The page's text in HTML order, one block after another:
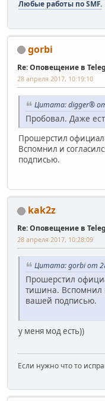
Любые работы по SMF.
gorbi
Re: Оповещение в
28 апреля 2017, 10:19:10
Цитата: digger® от
Пробовал. Даже
Прошерстил
Вспомнил и
подписью.
kak2z
Re: Оповещение в
28 апреля 2017, 10:28:09
Цитата: gorbi от
Прошерстил
тишина. Вспомнил
вашей подписью.
у меня мод есть))
Если нужно что то